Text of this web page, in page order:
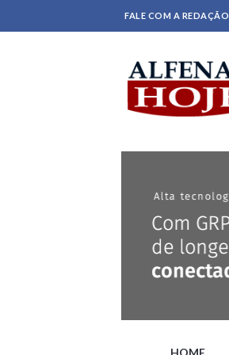
FALE COM A REDAÇÃO